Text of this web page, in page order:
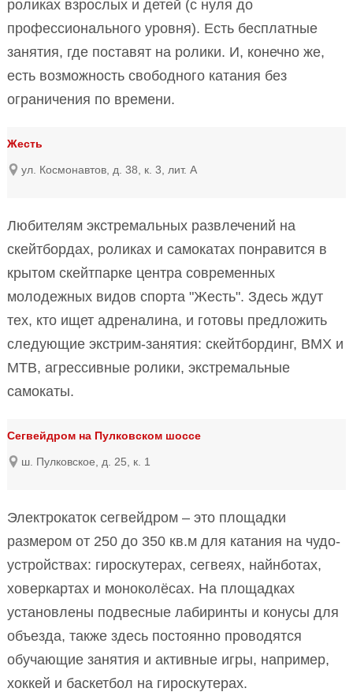
роликах взрослых и детей (с нуля до
профессионального уровня). Есть бесплатные
занятия, где поставят на ролики. И, конечно же,
есть возможность свободного катания без
ограничения по времени.
Жесть
ул. Космонавтов, д. 38, к. 3, лит. А
Любителям экстремальных развлечений на
скейтбордах, роликах и самокатах понравится в
крытом скейтпарке центра современных
молодежных видов спорта "Жесть". Здесь ждут
тех, кто ищет адреналина, и готовы предложить
следующие экстрим-занятия: скейтбординг, BMX и
MTB, агрессивные ролики, экстремальные
самокаты.
Сегвейдром на Пулковском шоссе
ш. Пулковское, д. 25, к. 1
Электрокаток сегвейдром – это площадки
размером от 250 до 350 кв.м для катания на чудо-
устройствах: гироскутерах, сегвеях, найнботах,
ховеркартах и моноколёсах. На площадках
установлены подвесные лабиринты и конусы для
объезда, также здесь постоянно проводятся
обучающие занятия и активные игры, например,
хоккей и баскетбол на гироскутерах.